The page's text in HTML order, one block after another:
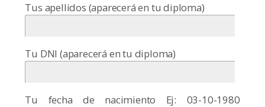
Tus apellidos (aparecerá en tu diploma)
Tu DNI (aparecerá en tu diploma)
Tu fecha de nacimiento Ej: 03-10-1980